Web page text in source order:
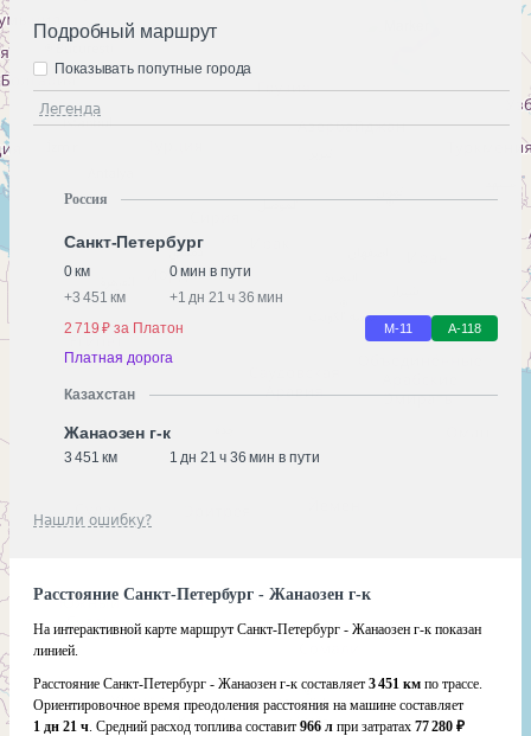
Подробный маршрут
Легенда
Показывать попутные города
Россия
Санкт-Петербург
0 км
0 мин в пути
+3 451 км +1 дн 21 ч 36 мин
2 719 ₽ за Платон
М-11 А-118
Платная дорога
Казахстан
Жанаозен г-к
3 451 км 1 дн 21 ч 36 мин в пути
Нашли ошибку?
Расстояние Санкт-Петербург - Жанаозен г-к
На интерактивной карте маршрут Санкт-Петербург - Жанаозен г-к показан
линией.
Расстояние Санкт-Петербург - Жанаозен г-к составляет 3 451 км по трассе.
Ориентировочное время преодоления расстояния на машине составляет
1 дн 21 ч. Средний расход топлива составит 966 л при затратах 77 280 ₽